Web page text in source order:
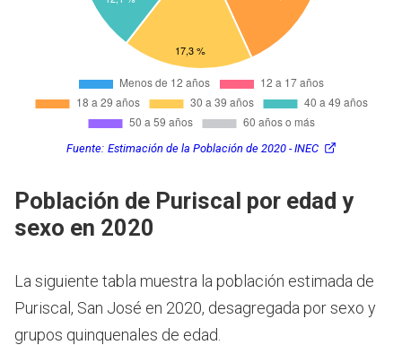
Fuente: Estimación de la Población de 2020 - INEC
Población de Puriscal por edad y
sexo en 2020
La siguiente tabla muestra la población estimada de
Puriscal, San José en 2020, desagregada por sexo y
grupos quinquenales de edad.